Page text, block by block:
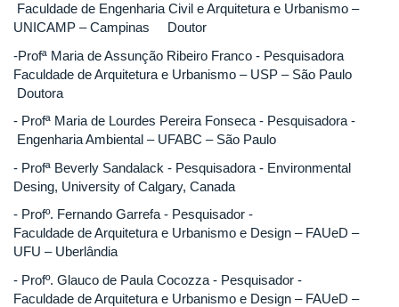
Faculdade de Engenharia Civil e Arquitetura e Urbanismo –
UNICAMP – Campinas Doutor
-Profª Maria de Assunção Ribeiro Franco - Pesquisadora
Faculdade de Arquitetura e Urbanismo – USP – São Paulo
Doutora
- Profª Maria de Lourdes Pereira Fonseca - Pesquisadora -
Engenharia Ambiental – UFABC – São Paulo
- Profª Beverly Sandalack - Pesquisadora - Environmental
Desing, University of Calgary, Canada
- Profº. Fernando Garrefa - Pesquisador -
Faculdade de Arquitetura e Urbanismo e Design – FAUeD –
UFU – Uberlândia
- Profº. Glauco de Paula Cocozza - Pesquisador -
Faculdade de Arquitetura e Urbanismo e Design – FAUeD –